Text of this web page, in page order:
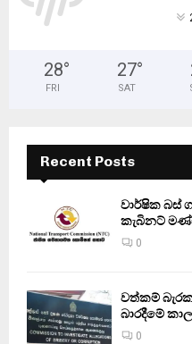
28°
FRI
27°
SAT
Recent Posts
වාර්ෂික බස්
කැබිනට්
0
වත්කම්
බාරදීමේ
0